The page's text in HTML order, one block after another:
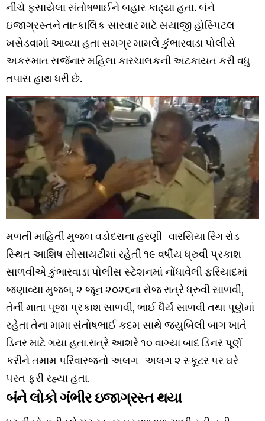
નીચે ફસાયેલા સંતોષભાઈને બહાર કાઢ્યા હતા. બંને
ઇજાગ્રસ્તને તાત્કાલિક સારવાર માટે સયાજી હોસ્પિટલ
ખસેડવામાં આવ્યા હતા સમગ્ર મામલે કુંભારવાડા પોલીસે
અકસ્માત સર્જનાર મહિલા કારચાલકની અટકાયત કરી વધુ
તપાસ હાથ ધરી છે.
મળતી માહિતી મુજબ વડોદરાના હરણી-વારસિયા રિંગ રોડ
સ્થિત આશિષ સોસાયટીમાં રહેતી ૧૯ વર્ષીય ધ્રુવી પ્રકાશ
સાળવીએ કુંભારવાડા પોલીસ સ્ટેશનમાં નોંધાવેલી ફરિયાદમાં
જણાવ્યા મુજબ, ૨ જૂન ૨૦૨૬ના રોજ રાત્રે ધ્રુવી સાળવી,
તેની માતા પૂજા પ્રકાશ સાળવી, ભાઈ ધૈર્ય સાળવી તથા પૂણેમાં
રહેતા તેના મામા સંતોષભાઈ કદમ સાથે જયુબિલી બાગ ખાતે
ડિનર માટે ગયા હતા.રાત્રે આશરે ૧૦ વાગ્યા બાદ ડિનર પૂર્ણ
કરીને તમામ પરિવારજનો અલગ-અલગ ૨ સ્કૂટર પર ઘરે
પરત ફરી રહ્યા હતા.
બંને લોકો ગંભીર ઇજાગ્રસ્ત થયા